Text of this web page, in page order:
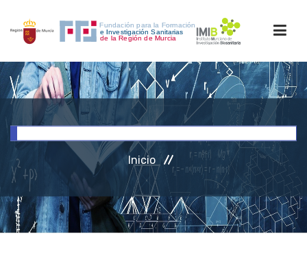
INICIO
INVESTIGACIÓN
RRHH
Inicio